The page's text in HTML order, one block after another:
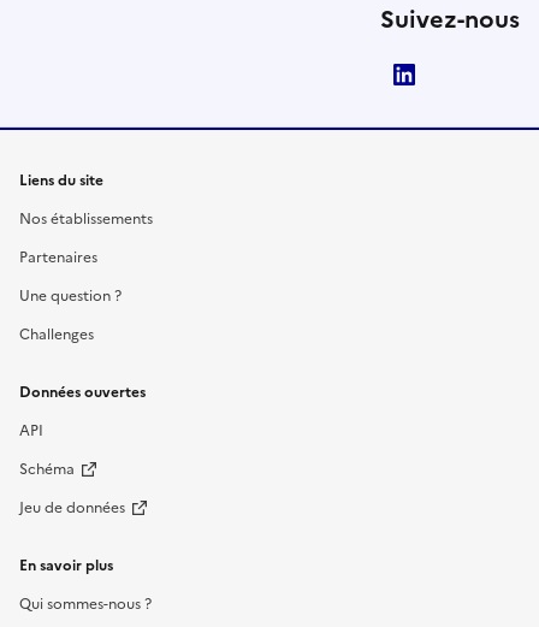
Suivez-nous
Liens du site
Nos établissements
Partenaires
Une question ?
Challenges
Données ouvertes
API
Schéma
Jeu de données
En savoir plus
Qui sommes-nous ?